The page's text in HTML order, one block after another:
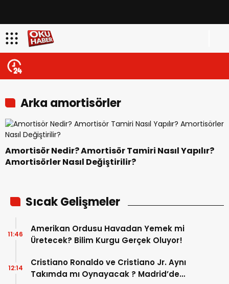
Arka amortisörler
Amortisör Nedir? Amortisör Tamiri Nasıl Yapılır?
Amortisörler Nasıl Değiştirilir?
Sıcak Gelişmeler
Amerikan Ordusu Havadan Yemek mi
Üretecek? Bilim Kurgu Gerçek Oluyor!
11:46
Cristiano Ronaldo ve Cristiano Jr. Aynı
Takımda mı Oynayacak ? Madrid’de
12:14